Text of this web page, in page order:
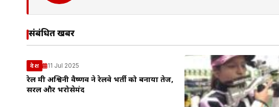
संबंधित खबरें
देश 11 Jul 2025
रेल मंत्री अश्विनी वैष्णव ने रेलवे भर्ती को बनाया तेज,
सरल और भरोसेमंद